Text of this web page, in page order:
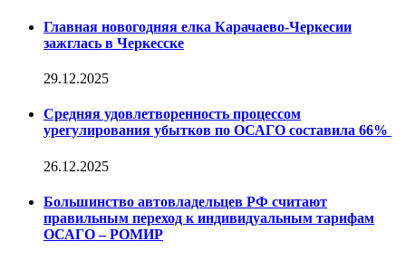
Главная новогодняя елка Карачаево-Черкесии
зажглась в Черкесске
29.12.2025
Средняя удовлетворенность процессом
урегулирования убытков по ОСАГО составила 66%
26.12.2025
Большинство автовладельцев РФ считают
правильным переход к индивидуальным тарифам
ОСАГО – РОМИР